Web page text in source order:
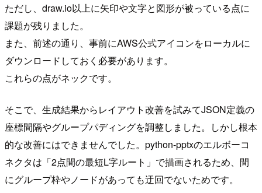
ただし、draw.io以上に矢印や文字と図形が被っている点に
課題が残りました。
また、前述の通り、事前にAWS公式アイコンをローカルに
ダウンロードしておく必要があります。
これらの点がネックです。
そこで、生成結果からレイアウト改善を試みてJSON定義の
座標間隔やグループパディングを調整しました。しかし根本
的な改善にはできませんでした。python-pptxのエルボーコ
ネクタは「2点間の最短L字ルート」で描画されるため、間
にグループ枠やノードがあっても迂回でないためです。